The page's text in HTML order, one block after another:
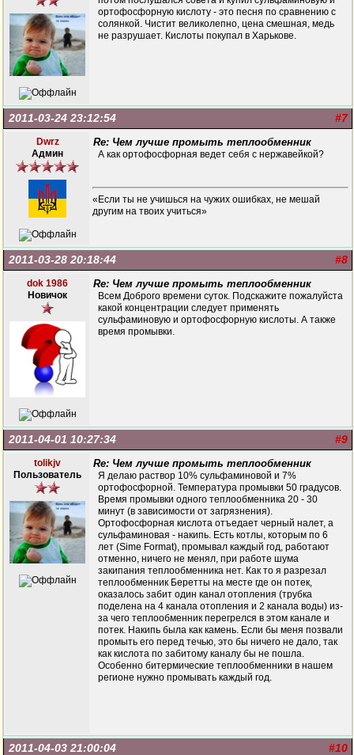
ортофосфорную кислоту - это песня по сравнению с
солянкой. Чистит великолепно, цена смешная, медь
не разрушает. Кислоты покупал в Харькове.
#7
2011-03-24 23:12:54
Dwrz
Админ
Re: Чем лучше промыть теплообменник
А как ортофосфорная ведет себя с нержавейкой?
«Если ты не учишься на чужих ошибках, не мешай
другим на твоих учиться»
#8
2011-03-28 20:18:44
dok 1986
Новичок
Re: Чем лучше промыть теплообменник
Всем Доброго времени суток. Подскажите пожалуйста
какой концентрации следует применять
сульфаминовую и ортофосфорную кислоты. А также
время промывки.
#9
2011-04-01 10:27:34
tolikjv
Пользователь
Re: Чем лучше промыть теплообменник
Я делаю раствор 10% сульфаминовой и 7%
ортофосфорной. Температура промывки 50 градусов.
Время промывки одного теплообменника 20 - 30
минут (в зависимости от загрязнения).
Ортофосфорная кислота отъедает черный налет, а
сульфаминовая - накипь. Есть котлы, которым по 6
лет (Sime Format), промывал каждый год, работают
отменно, ничего не менял, при работе шума
закипания теплообменника нет. Как то я разрезал
теплообменник Беретты на месте где он потек,
оказалось забит один канал отопления (трубка
поделена на 4 канала отопления и 2 канала воды) из-
за чего теплообменник перегрелся в этом канале и
потек. Накипь была как камень. Если бы меня позвали
промыть его перед течью, это бы ничего не дало, так
как кислота по забитому каналу бы не пошла.
Особенно битермические теплообменники в нашем
регионе нужно промывать каждый год.
#10
2011-04-03 21:00:04